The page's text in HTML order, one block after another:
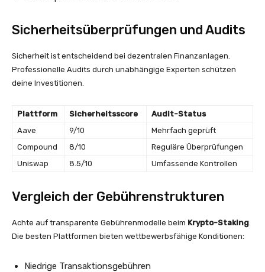
Sicherheitsüberprüfungen und Audits
Sicherheit ist entscheidend bei dezentralen Finanzanlagen.
Professionelle Audits durch unabhängige Experten schützen
deine Investitionen.
Plattform Sicherheitsscore
Audit-Status
Aave
9/10
Mehrfach geprüft
Compound
8/10
Reguläre Überprüfungen
Uniswap
8.5/10 Umfassende Kontrollen
Vergleich der Gebührenstrukturen
Achte auf transparente Gebührenmodelle beim Krypto-Staking.
Die besten Plattformen bieten wettbewerbsfähige Konditionen:
Niedrige Transaktionsgebühren